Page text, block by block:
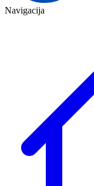
Navigacija